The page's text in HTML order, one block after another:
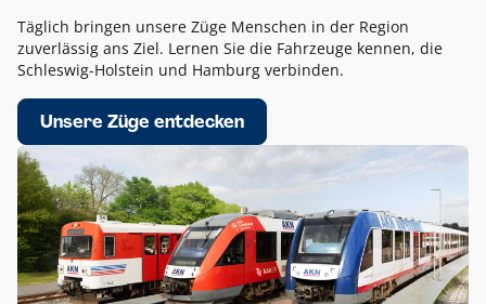
Täglich bringen unsere Züge Menschen in der Region
zuverlässig ans Ziel. Lernen Sie die Fahrzeuge kennen, die
Schleswig-Holstein und Hamburg verbinden.
Unsere Züge entdecken